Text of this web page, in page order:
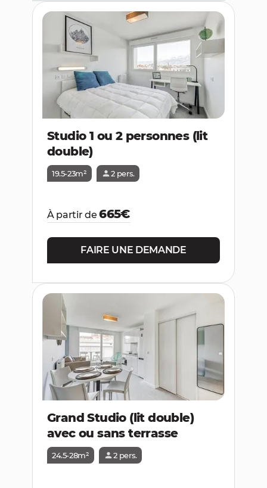
Studio 1 ou 2 personnes (lit
double)
19.5-23m² 2 pers.
À partir de665€
FAIRE UNE DEMANDE
Grand Studio (lit double)
avec ou sans terrasse
24.5-28m² 2 pers.